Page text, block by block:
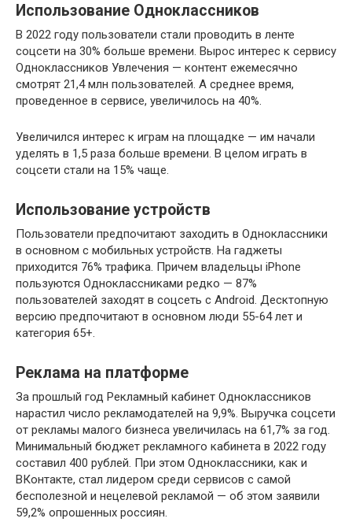
Использование Одноклассников
В 2022 году пользователи стали проводить в ленте
соцсети на 30% больше времени. Вырос интерес к сервису
Одноклассников Увлечения — контент ежемесячно
смотрят 21,4 млн пользователей. А среднее время,
проведенное в сервисе, увеличилось на 40%.
Увеличился интерес к играм на площадке — им начали
уделять в 1,5 раза больше времени. В целом играть в
соцсети стали на 15% чаще.
Использование устройств
Пользователи предпочитают заходить в Одноклассники
в основном с мобильных устройств. На гаджеты
приходится 76% трафика. Причем владельцы iPhone
пользуются Одноклассниками редко — 87%
пользователей заходят в соцсеть с Android. Десктопную
версию предпочитают в основном люди 55-64 лет и
категория 65+.
Реклама на платформе
За прошлый год Рекламный кабинет Одноклассников
нарастил число рекламодателей на 9,9%. Выручка соцсети
от рекламы малого бизнеса увеличилась на 61,7% за год.
Минимальный бюджет рекламного кабинета в 2022 году
составил 400 рублей. При этом Одноклассники, как и
ВКонтакте, стал лидером среди сервисов с самой
бесполезной и нецелевой рекламой — об этом заявили
59,2% опрошенных россиян.